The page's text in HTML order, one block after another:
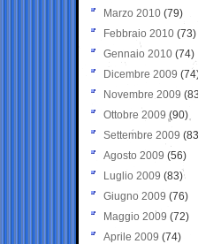
Marzo 2010 (79)
Febbraio 2010 (73)
Gennaio 2010 (74)
Dicembre 2009
Novembre 2009
Ottobre 2009 (90)
Settembre 2009
Agosto 2009 (56)
Luglio 2009 (83)
Giugno 2009 (76)
Maggio 2009 (72)
Aprile 2009 (74)